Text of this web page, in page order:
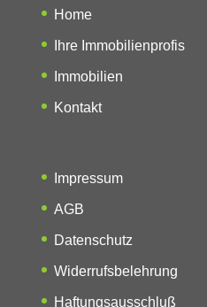
Home
Ihre Immobilienprofis
Immobilien
Kontakt
Impressum
AGB
Datenschutz
Widerrufsbelehrung
Haftungsausschluß